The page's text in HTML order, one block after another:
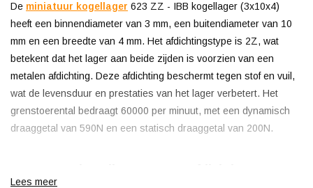
De miniatuur kogellager 623 ZZ - IBB kogellager (3x10x4)
heeft een binnendiameter van 3 mm, een buitendiameter van 10
mm en een breedte van 4 mm. Het afdichtingstype is 2Z, wat
betekent dat het lager aan beide zijden is voorzien van een
metalen afdichting. Deze afdichting beschermt tegen stof en vuil,
wat de levensduur en prestaties van het lager verbetert. Het
grenstoerental bedraagt 60000 per minuut, met een dynamisch
draaggetal van 590N en een statisch draaggetal van 200N.
Lees meer